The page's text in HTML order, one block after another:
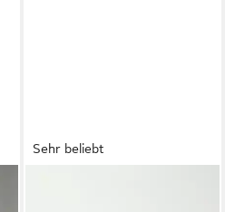
Sehr beliebt